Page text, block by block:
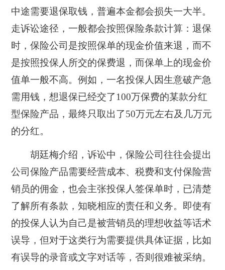
中途需要退保取钱，普遍本金都会损失一大半。
走诉讼途径，一般都会按照保险条款计算：退保
时，保险公司是按照保单的现金价值来退，而不
是按照投保人所交的保费退，而保单上的现金价
值单一般不高。例如，一名投保人因生意破产急
需用钱，想退保已经交了100万保费的某款分红
型保险产品，最终只取出了50万元左右及几万元
的分红。
胡廷梅介绍，诉讼中，保险公司往往会提出
公司保险产品需要经营成本、税费和支付保险营
销员的佣金，也会主张投保人签保单时，已清楚
了解所有条款，知晓相应的责任和义务。即使有
的投保人认为自己是被营销员的理想收益等话术
误导，但对于这类行为需要提供具体证据，比如
有误导的录音或文字对话等，否则很难被采纳。